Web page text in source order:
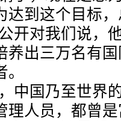
达到这个目标
开对我们说，
养出三万名有
国乃至世界
理人员，都曾